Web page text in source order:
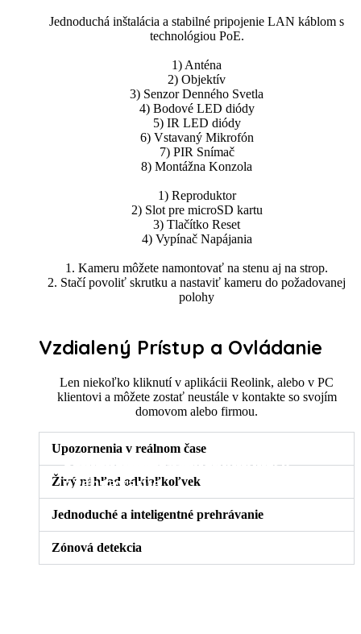
Jednoduchá inštalácia a stabilné pripojenie LAN káblom s
technológiou PoE.
1) Anténa
2) Objektív
3) Senzor Denného Svetla
4) Bodové LED diódy
5) IR LED diódy
6) Vstavaný Mikrofón
7) PIR Snímač
8) Montážna Konzola
1) Reproduktor
2) Slot pre microSD kartu
3) Tlačítko Reset
4) Vypínač Napájania
1. Kameru môžete namontovať na stenu aj na strop.
2. Stačí povoliť skrutku a nastaviť kameru do požadovanej
polohy
Vzdialený Prístup a Ovládanie
Len niekoľko kliknutí v aplikácii Reolink, alebo v PC
klientovi a môžete zostať neustále v kontakte so svojím
domovom alebo firmou.
Upozornenia v reálnom čase
Živý náhľad odkiaľkoľvek
Jednoduché a inteligentné
prehrávanie
Zónová detekcia
Upozornenia v reálnom čase
Živý náhľad odkiaľkoľvek
Jednoduché a inteligentné prehrávanie
Zónová detekcia